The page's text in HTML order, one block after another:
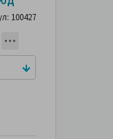
100427